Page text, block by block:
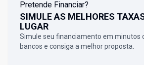
Pretende Financiar?
SIMULE AS MELHORES
LUGAR
Simule seu financiamento em minutos
bancos e consiga a melhor proposta.